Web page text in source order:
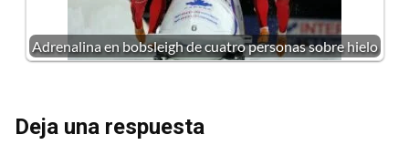
Adrenalina en bobsleigh de cuatro personas sobre hielo
Deja una respuesta